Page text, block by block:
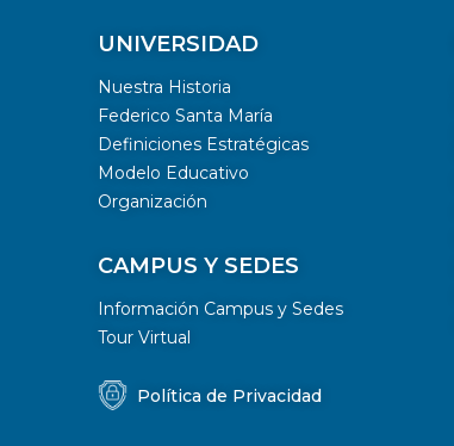
UNIVERSIDAD
Nuestra Historia
Federico Santa María
Definiciones Estratégicas
Modelo Educativo
Organización
CAMPUS Y SEDES
Información Campus y Sedes
Tour Virtual
Política de Privacidad